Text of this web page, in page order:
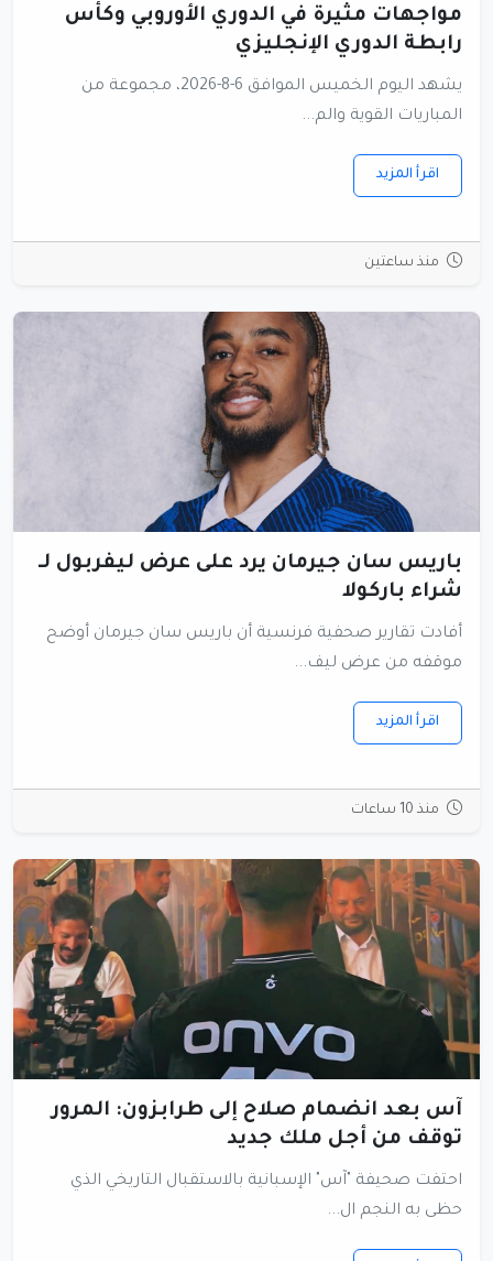
مواجهات مثيرة في الدوري الأوروبي وكأس
رابطة الدوري الإنجليزي
يشهد اليوم الخميس الموافق 6-8-2026، مجموعة من
المباريات القوية والم...
اقرأ المزيد
منذ ساعتين
باريس سان جيرمان يرد على عرض ليفربول لـ
شراء باركولا
أفادت تقارير صحفية فرنسية أن باريس سان جيرمان أوضح
موقفه من عرض ليف...
اقرأ المزيد
منذ 10 ساعات
آس بعد انضمام صلاح إلى طرابزون: المرور
توقف من أجل ملك جديد
احتفت صحيفة "آس" الإسبانية بالاستقبال التاريخي الذي
حظى به النجم ال...